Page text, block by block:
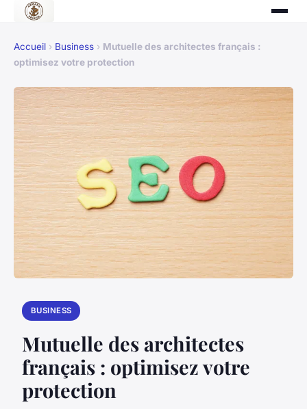
Accueil › Business › Mutuelle des architectes français :
optimisez votre protection
BUSINESS
Mutuelle des architectes
français : optimisez votre
protection